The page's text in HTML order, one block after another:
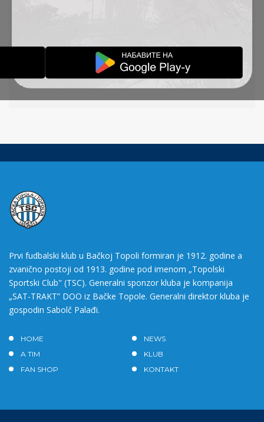
FK TSC (Bačka Topola) – FK Bačka (Pačir) 1-1
FK Bajša (Bajša) 2007 – FK TSC (Bačka Topola)
2009 4-0
Prvi fudbalski klub u Bačkoj Topoli formiran je 1912. godine a
zvanično postoji od 1913. godine pod imenom „Topolski
Sportski Club" (TSC). Generalni sponzor kluba je kompanija
„SAT-TRAKT” DOO iz Bačke Topole. Generalni direktor kluba je
gospodin Sabolč Palađi.
HOME
NEWS
A TIM
KLUB
FAN SHOP
KONTAKT